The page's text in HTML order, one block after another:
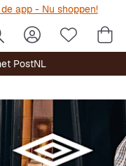
app - Nu shoppen!
PostNL